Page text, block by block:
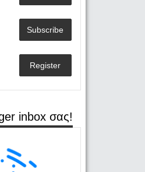
Subscribe
Register
inbox σας!